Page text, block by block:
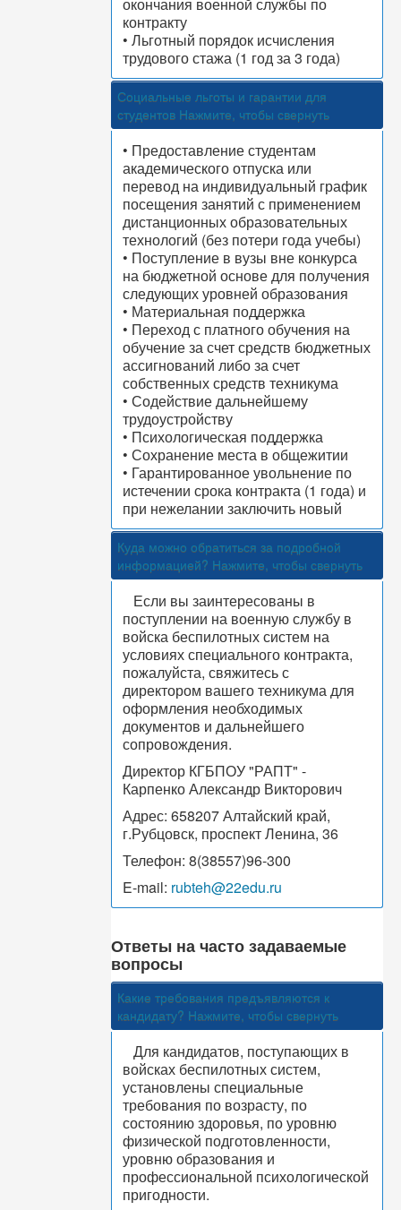
контракту
• Льготный порядок исчисления
трудового стажа (1 год за 3 года)
Социальные льготы и гарантии для
студентов Нажмите, чтобы свернуть
• Предоставление студентам
академического отпуска или
перевод на индивидуальный график
посещения занятий с применением
дистанционных образовательных
технологий (без потери года учебы)
• Поступление в вузы вне конкурса
на бюджетной основе для получения
следующих уровней образования
• Материальная поддержка
• Переход с платного обучения на
обучение за счет средств бюджетных
ассигнований либо за счет
собственных средств техникума
• Содействие дальнейшему
трудоустройству
• Психологическая поддержка
• Сохранение места в общежитии
• Гарантированное увольнение по
истечении срока контракта (1 года) и
при нежелании заключить новый
Куда можно обратиться за подробной
информацией? Нажмите, чтобы свернуть
Если вы заинтересованы в
поступлении на военную службу в
войска беспилотных систем на
условиях специального контракта,
пожалуйста, свяжитесь с
директором вашего техникума для
оформления необходимых
документов и дальнейшего
сопровождения.
Директор КГБПОУ "РАПТ" -
Карпенко Александр Викторович
Адрес: 658207 Алтайский край,
г.Рубцовск, проспект Ленина, 36
Телефон: 8(38557)96-300
E-mail: rubteh@22edu.ru
Ответы на часто задаваемые
вопросы
Какие требования предъявляются к
кандидату? Нажмите, чтобы свернуть
Для кандидатов, поступающих в
войсках беспилотных систем,
установлены специальные
требования по возрасту, по
состоянию здоровья, по уровню
физической подготовленности,
уровню образования и
профессиональной психологической
пригодности.